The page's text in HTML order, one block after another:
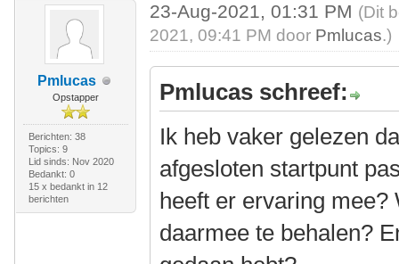
Pmlucas
Opstapper
Berichten: 38
Topics: 9
Lid sinds: Nov 2020
Bedankt: 0
15 x bedankt in 12
berichten
23-Aug-2021, 01:31 PM (Dit
2021, 09:41 PM door Pmlucas.)
Pmlucas schreef:
Ik heb vaker gelezen
afgesloten startpunt
heeft er ervaring
daarmee te behalen?